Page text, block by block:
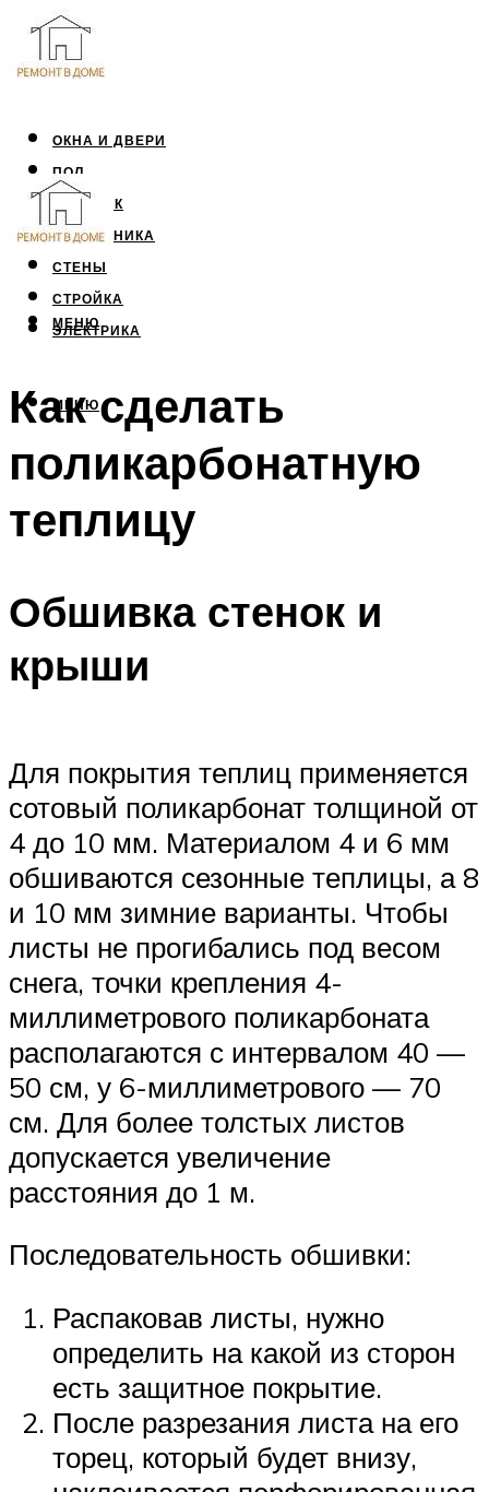
ОКНА И ДВЕРИ
ПОЛ
ПОТОЛОК
САНТЕХНИКА
СТЕНЫ
СТРОЙКА
ЭЛЕКТРИКА
МЕНЮ
МЕНЮ
Как сделать
поликарбонатную
теплицу
Обшивка стенок и
крыши
Для покрытия теплиц применяется
сотовый поликарбонат толщиной от
4 до 10 мм. Материалом 4 и 6 мм
обшиваются сезонные теплицы, а 8
и 10 мм зимние варианты. Чтобы
листы не прогибались под весом
снега, точки крепления 4-
миллиметрового поликарбоната
располагаются с интервалом 40 —
50 см, у 6-миллиметрового — 70
см. Для более толстых листов
допускается увеличение
расстояния до 1 м.
Последовательность обшивки:
Распаковав листы, нужно
определить на какой из сторон
есть защитное покрытие.
После разрезания листа на его
торец, который будет внизу,